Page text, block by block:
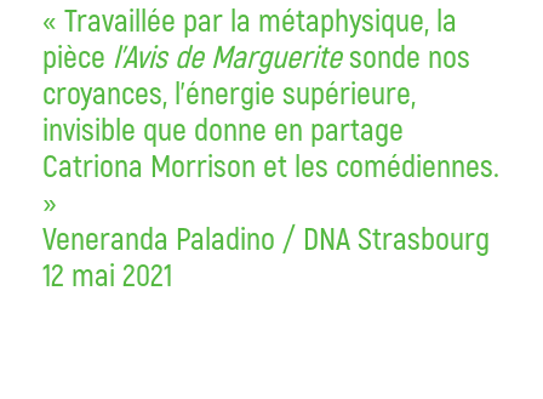
« Travaillée par la métaphysique, la
pièce l’Avis de Margueritesonde nos
croyances, l’énergie supérieure,
invisible que donne en partage
Catriona Morrison et les comédiennes.
»
Veneranda Paladino / DNA Strasbourg
12 mai 2021